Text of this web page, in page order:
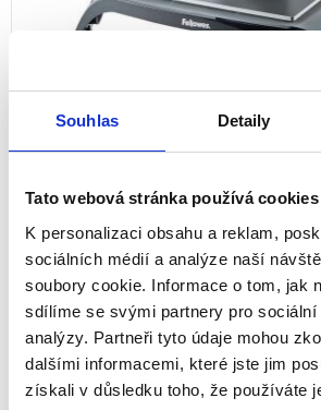
Souhlas Detaily
Tato webová stránka používá cookies
K personalizaci obsahu a reklam,
sociálních médií a analýze naší
soubory cookie. Informace o tom, jak
sdílíme se svými partnery pro sociální
analýzy. Partneři tyto údaje mohou
dalšími informacemi, které jste jim
získali v důsledku toho, že používáte
Stojan pod monitor
Suites